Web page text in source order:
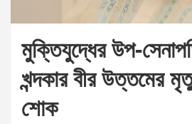
মুক্তিযুদ্ধের উপ-
খন্দকার বীর উত্তমের
শোক